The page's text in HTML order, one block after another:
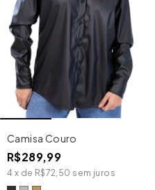
Camisa Couro
R$289,99
4 x de R$72,50 sem juros